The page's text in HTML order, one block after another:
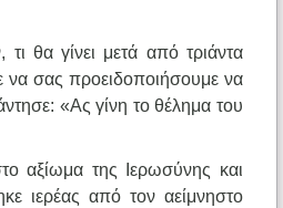
θα γίνει μετά από τριάντα
να σας προειδοποιήσουμε να
«Ας γίνη το θέλημα του
αξίωμα της Ιερωσύνης και
ιερέας από τον αείμνηστο